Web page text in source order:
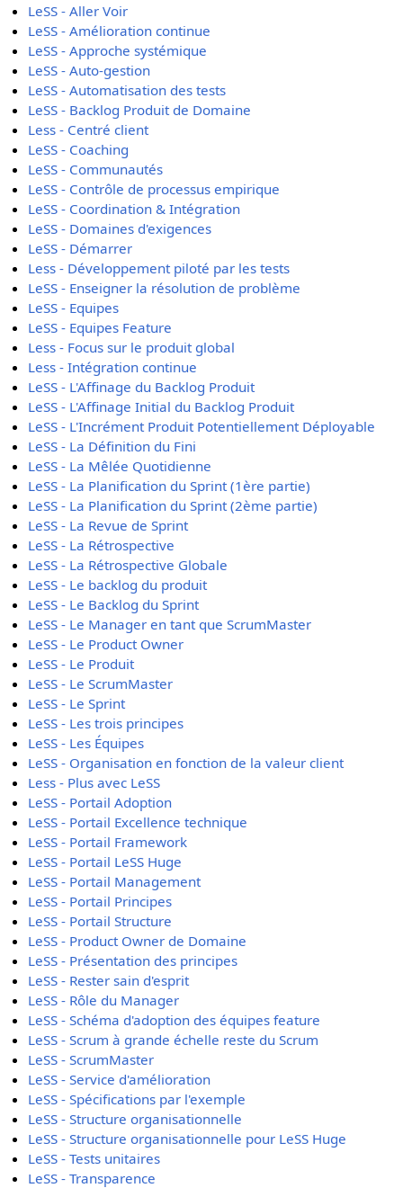
LeSS - Aller Voir
LeSS - Amélioration continue
LeSS - Approche systémique
LeSS - Auto-gestion
LeSS - Automatisation des tests
LeSS - Backlog Produit de Domaine
Less - Centré client
LeSS - Coaching
LeSS - Communautés
LeSS - Contrôle de processus empirique
LeSS - Coordination & Intégration
LeSS - Domaines d'exigences
LeSS - Démarrer
Less - Développement piloté par les tests
LeSS - Enseigner la résolution de problème
LeSS - Equipes
LeSS - Equipes Feature
Less - Focus sur le produit global
Less - Intégration continue
LeSS - L'Affinage du Backlog Produit
LeSS - L'Affinage Initial du Backlog Produit
LeSS - L'Incrément Produit Potentiellement Déployable
LeSS - La Définition du Fini
LeSS - La Mêlée Quotidienne
LeSS - La Planification du Sprint (1ère partie)
LeSS - La Planification du Sprint (2ème partie)
LeSS - La Revue de Sprint
LeSS - La Rétrospective
LeSS - La Rétrospective Globale
LeSS - Le backlog du produit
LeSS - Le Backlog du Sprint
LeSS - Le Manager en tant que ScrumMaster
LeSS - Le Product Owner
LeSS - Le Produit
LeSS - Le ScrumMaster
LeSS - Le Sprint
LeSS - Les trois principes
LeSS - Les Équipes
LeSS - Organisation en fonction de la valeur client
Less - Plus avec LeSS
LeSS - Portail Adoption
LeSS - Portail Excellence technique
LeSS - Portail Framework
LeSS - Portail LeSS Huge
LeSS - Portail Management
LeSS - Portail Principes
LeSS - Portail Structure
LeSS - Product Owner de Domaine
LeSS - Présentation des principes
LeSS - Rester sain d'esprit
LeSS - Rôle du Manager
LeSS - Schéma d'adoption des équipes feature
LeSS - Scrum à grande échelle reste du Scrum
LeSS - ScrumMaster
LeSS - Service d'amélioration
LeSS - Spécifications par l'exemple
LeSS - Structure organisationnelle
LeSS - Structure organisationnelle pour LeSS Huge
LeSS - Tests unitaires
LeSS - Transparence